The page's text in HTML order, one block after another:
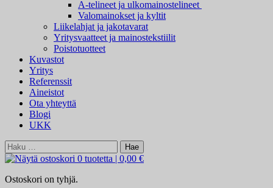
A-telineet ja ulkomainostelineet
Valomainokset ja kyltit
Liikelahjat ja jakotavarat
Yritysvaatteet ja mainostekstiilit
Poistotuotteet
Kuvastot
Yritys
Referenssit
Aineistot
Ota yhteyttä
Blogi
UKK
Haku:
0 tuotetta | 0,00 €
Ostoskori on tyhjä.